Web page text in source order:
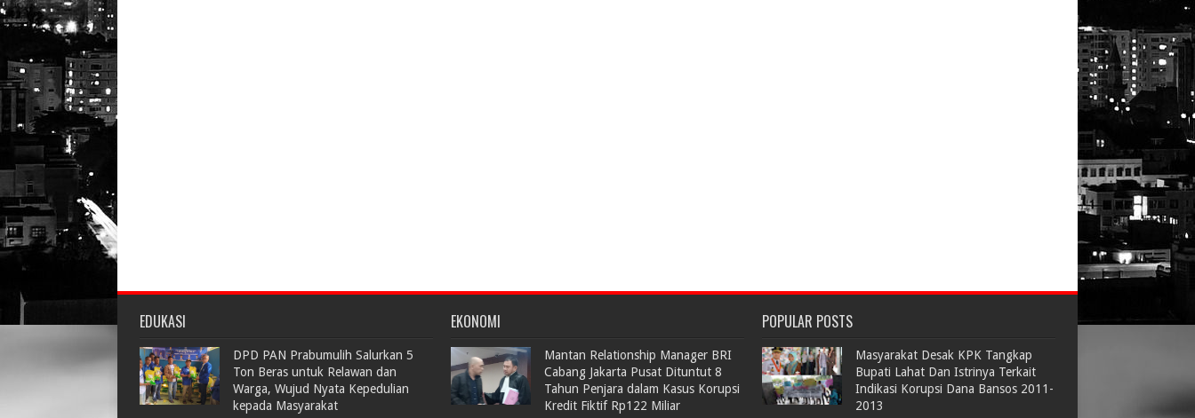
EDUKASI
DPD PAN Prabumulih Salurkan 5
Ton Beras untuk Relawan dan
Warga, Wujud Nyata Kepedulian
kepada Masyarakat
EKONOMI
Mantan Relationship Manager BRI
Cabang Jakarta Pusat Dituntut 8
Tahun Penjara dalam Kasus Korupsi
Kredit Fiktif Rp122 Miliar
POPULAR POSTS
Masyarakat Desak KPK Tangkap
Bupati Lahat Dan Istrinya Terkait
Indikasi Korupsi Dana Bansos 2011-
2013